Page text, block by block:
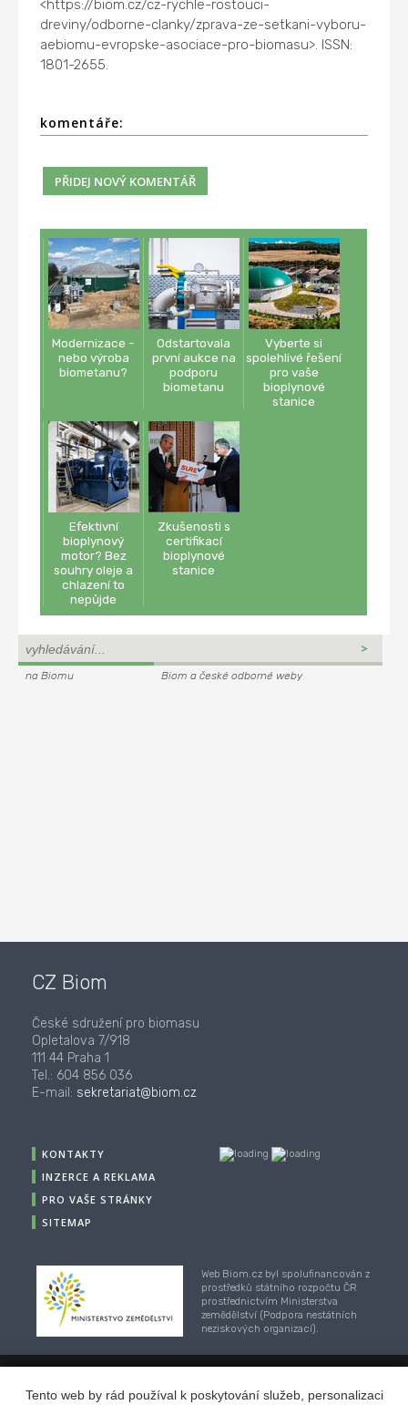
Tento web by rád používal k poskytování služeb, personalizaci
<https://biom.cz/cz-rychle-rostouci-
dreviny/odborne-clanky/zprava-ze-setkani-vyboru-
aebiomu-evropske-asociace-pro-biomasu>. ISSN:
1801-2655.
komentáře:
Modernizace -
nebo výroba
biometanu?
Odstartovala
první aukce na
podporu
biometanu
Vyberte si
spolehlivé řešení
pro vaše
bioplynové
stanice
Efektivní
bioplynový
motor? Bez
souhry oleje a
chlazení to
nepůjde
Zkušenosti s
certifikací
bioplynové
stanice
na Biomu Biom a české odborné weby
CZ Biom
České sdružení pro biomasu
Opletalova 7/918
111 44 Praha 1
Tel.: 604 856 036
E-mail: sekretariat@biom.cz
KONTAKTY
INZERCE A REKLAMA
PRO VAŠE STRÁNKY
SITEMAP
Web Biom.cz byl spolufinancován z
prostředků státního rozpočtu ČR
prostřednictvím Ministerstva
zemědělství (Podpora nestátních
neziskových organizací).
© 2001-2018, CZ Biom - České sdružení pro biomasu,